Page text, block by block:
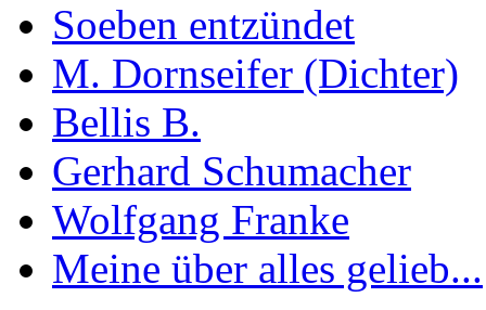
Soeben entzündet
M. Dornseifer (Dichter)
Bellis B.
Gerhard Schumacher
Wolfgang Franke
Meine über alles gelieb...